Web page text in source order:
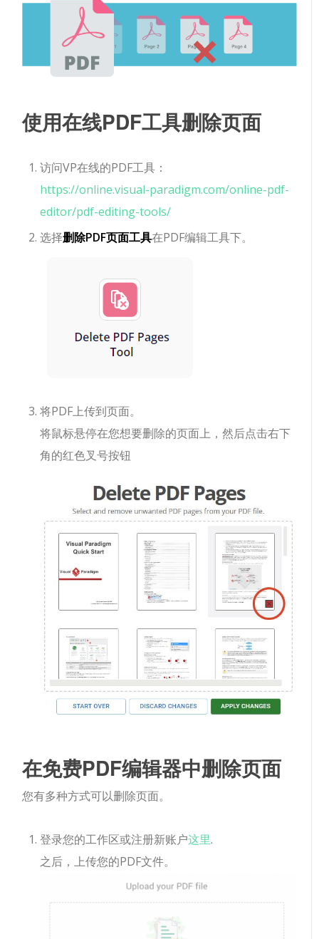
使用在线PDF工具删除页面
访问VP在线的PDF工具：
https://online.visual-paradigm.com/online-pdf-
editor/pdf-editing-tools/
选择删除PDF页面工具在PDF编辑工具下。
将PDF上传到页面。
将鼠标悬停在您想要删除的页面上，然后点击右下
角的红色叉号按钮
在免费PDF编辑器中删除页面
您有多种方式可以删除页面。
登录您的工作区或注册新账户这里.
之后，上传您的PDF文件。